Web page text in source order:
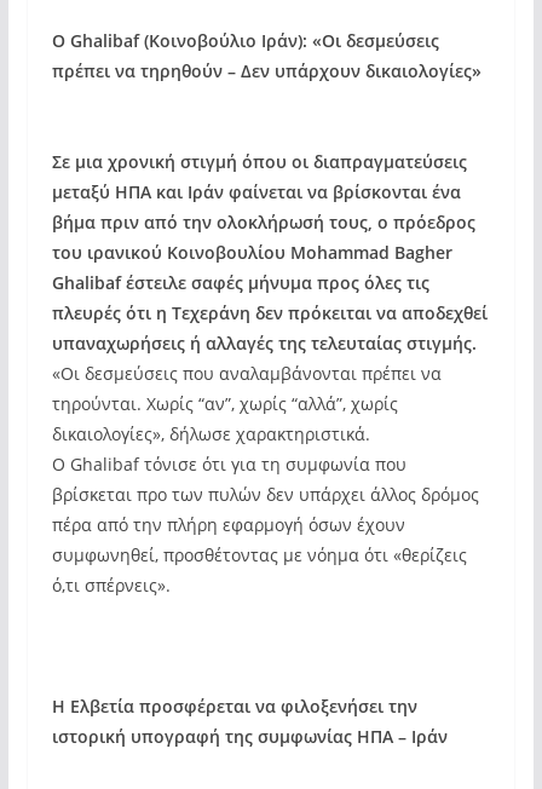
Ο Ghalibaf (Κοινοβούλιο Ιράν): «Οι δεσμεύσεις
πρέπει να τηρηθούν – Δεν υπάρχουν δικαιολογίες»
Σε μια χρονική στιγμή όπου οι διαπραγματεύσεις
μεταξύ ΗΠΑ και Ιράν φαίνεται να βρίσκονται ένα
βήμα πριν από την ολοκλήρωσή τους, ο πρόεδρος
του ιρανικού Κοινοβουλίου Mohammad Bagher
Ghalibaf έστειλε σαφές μήνυμα προς όλες τις
πλευρές ότι η Τεχεράνη δεν πρόκειται να αποδεχθεί
υπαναχωρήσεις ή αλλαγές της τελευταίας στιγμής.
«Οι δεσμεύσεις που αναλαμβάνονται πρέπει να
τηρούνται. Χωρίς “αν”, χωρίς “αλλά”, χωρίς
δικαιολογίες», δήλωσε χαρακτηριστικά.
Ο Ghalibaf τόνισε ότι για τη συμφωνία που
βρίσκεται προ των πυλών δεν υπάρχει άλλος δρόμος
πέρα από την πλήρη εφαρμογή όσων έχουν
συμφωνηθεί, προσθέτοντας με νόημα ότι «θερίζεις
ό,τι σπέρνεις».
Η Ελβετία προσφέρεται να φιλοξενήσει την
ιστορική υπογραφή της συμφωνίας ΗΠΑ – Ιράν